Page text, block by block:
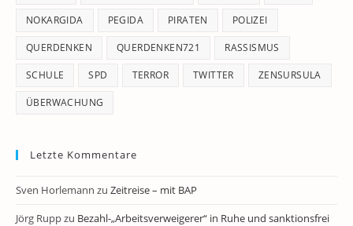
NOKARGIDA PEGIDA PIRATEN POLIZEI
QUERDENKEN QUERDENKEN721 RASSISMUS
SCHULE SPD TERROR TWITTER ZENSURSULA
ÜBERWACHUNG
Letzte Kommentare
Sven Horlemann zu Zeitreise – mit BAP
Jörg Ruppzu Bezahl-„Arbeitsverweigerer“ in Ruhe und sanktionsfrei